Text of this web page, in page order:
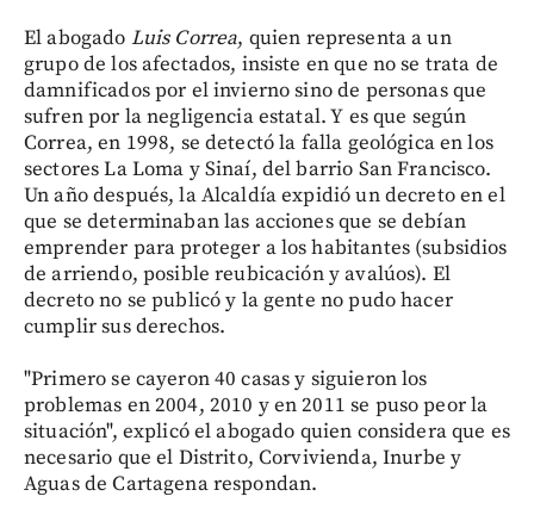
El abogado Luis Correa, quien representa a un
grupo de los afectados, insiste en que no se trata de
damnificados por el invierno sino de personas que
sufren por la negligencia estatal. Y es que según
Correa, en 1998, se detectó la falla geológica en los
sectores La Loma y Sinaí, del barrio San Francisco.
Un año después, la Alcaldía expidió un decreto en el
que se determinaban las acciones que se debían
emprender para proteger a los habitantes (subsidios
de arriendo, posible reubicación y avalúos). El
decreto no se publicó y la gente no pudo hacer
cumplir sus derechos.
"Primero se cayeron 40 casas y siguieron los
problemas en 2004, 2010 y en 2011 se puso peor la
situación", explicó el abogado quien considera que es
necesario que el Distrito, Corvivienda, Inurbe y
Aguas de Cartagena respondan.